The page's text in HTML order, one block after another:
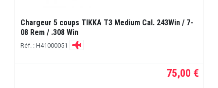
Chargeur 5 coups TIKKA T3 Medium Cal. 243Win / 7-
08 Rem / .308 Win
Réf. : H41000051
75,00 €